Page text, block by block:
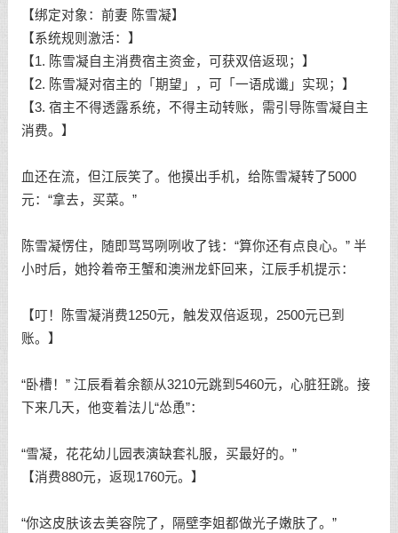
【绑定对象：前妻 陈雪凝】
【系统规则激活：】
【1. 陈雪凝自主消费宿主资金，可获双倍返现；】
【2. 陈雪凝对宿主的「期望」，可「一语成谶」实现；】
【3. 宿主不得透露系统，不得主动转账，需引导陈雪凝自主
消费。】
血还在流，但江辰笑了。他摸出手机，给陈雪凝转了5000
元：“拿去，买菜。”
陈雪凝愣住，随即骂骂咧咧收了钱：“算你还有点良心。” 半
小时后，她拎着帝王蟹和澳洲龙虾回来，江辰手机提示：
【叮！陈雪凝消费1250元，触发双倍返现，2500元已到
账。】
“卧槽！” 江辰看着余额从3210元跳到5460元，心脏狂跳。接
下来几天，他变着法儿“怂恿”：
“雪凝，花花幼儿园表演缺套礼服，买最好的。”
【消费880元，返现1760元。】
“你这皮肤该去美容院了，隔壁李姐都做光子嫩肤了。”